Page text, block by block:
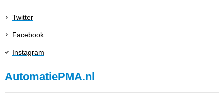
Twitter
Facebook
Instagram
AutomatiePMA.nl